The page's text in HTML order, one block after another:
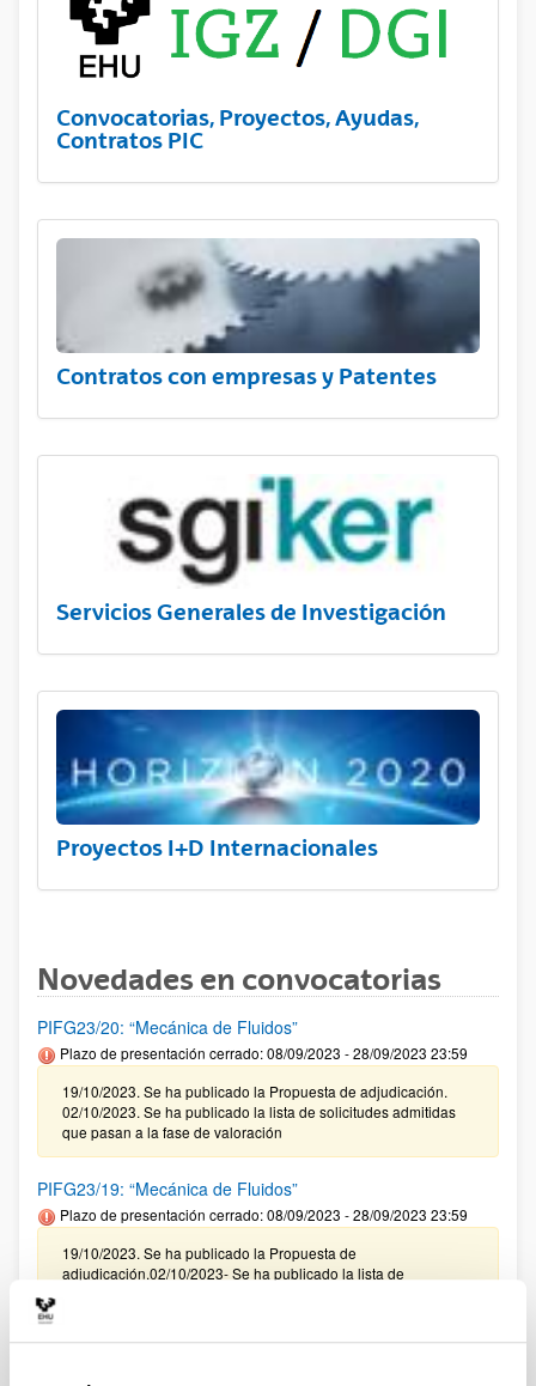
Convocatorias, Proyectos, Ayudas,
Contratos PIC
Contratos con empresas y Patentes
Servicios Generales de Investigación
Proyectos I+D Internacionales
Novedades en convocatorias
PIFG23/20: “Mecánica de Fluidos”
Plazo de presentación cerrado: 08/09/2023 - 28/09/2023 23:59
19/10/2023. Se ha publicado la Propuesta de adjudicación.
02/10/2023. Se ha publicado la lista de solicitudes admitidas
que pasan a la fase de valoración
PIFG23/19: “Mecánica de Fluidos”
Plazo de presentación cerrado: 08/09/2023 - 28/09/2023 23:59
19/10/2023. Se ha publicado la Propuesta de
adjudicación.02/10/2023- Se ha publicado la lista de
PIFG23/18: “Modelización de faltas en tiempo real en